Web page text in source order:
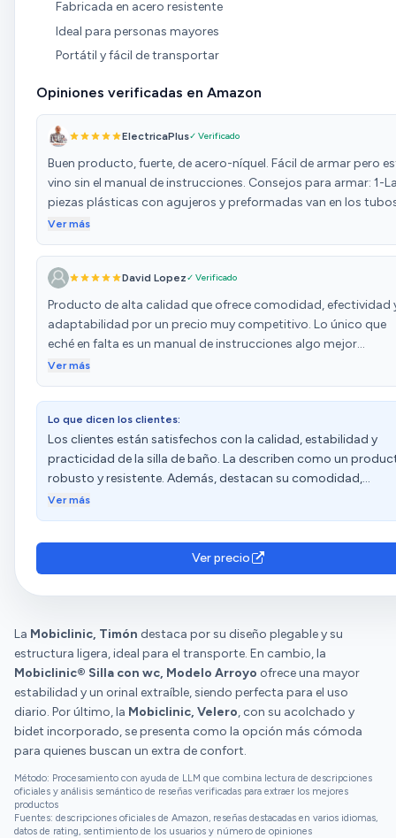
Fabricada en acero resistente
Ideal para personas mayores
Portátil y fácil de transportar
Opiniones verificadas en Amazon
ElectricaPlus✓ Verificado
Buen producto, fuerte, de acero-níquel. Fácil de armar pero
vino sin el manual de instrucciones. Consejos para armar: 1-
piezas plásticas con agujeros y preformadas van en los
del asiento que agarran en las patas. Las arandelas de
asiento. 2-Arme primero el asiento atornillando a cada pata
apretar. Debe tener presente que los apoyabrazos tiene una
posición y es con los salientes hacia afuera. Si arma con los
salientes hacia dentro las caderas se pueden trabar al
o levantarse en las personas más anchas. En la foto aparecen
apriete. 4-Coloque el reposapiés con los dos tronillos más
cortos usando arandelas y las tuercas hacia afuera. Esos los
puede apretar. 5-Apriete todos los tornillos. Pase la yema del
dedo por cada saliente de tornillos para evitar que tengan
superficies que puedan herir. Si puede cubra esos salientes
Ver más
David Lopez✓ Verificado
Producto de alta calidad que ofrece comodidad, efectividad
adaptabilidad por un precio muy competitivo. Lo único que
eché en falta es un manual de instrucciones algo mejor
explicado para montarla. Es cierto que es cuestión de encajar
demasiado complicado.
Ver más
Lo que dicen los clientes:
Los clientes están satisfechos con la calidad, estabilidad y
practicidad de la silla de baño. La describen como un
robusto y resistente. Además, destacan su comodidad,
seguridad y facilidad de limpieza. Sin embargo, algunos
Ver más
Ver precio
La Mobiclinic, Timón destaca por su diseño plegable y su
estructura ligera, ideal para el transporte. En cambio, la
Mobiclinic® Silla con wc, Modelo Arroyo ofrece una mayor
estabilidad y un orinal extraíble, siendo perfecta para el uso
diario. Por último, la Mobiclinic, Velero, con su acolchado y
bidet incorporado, se presenta como la opción más cómoda
para quienes buscan un extra de confort.
Método: Procesamiento con ayuda de LLM que combina lectura de descripciones
oficiales y análisis semántico de reseñas verificadas para extraer los mejores
productos
Fuentes: descripciones oficiales de Amazon, reseñas destacadas en varios idiomas,
datos de rating, sentimiento de los usuarios y número de opiniones